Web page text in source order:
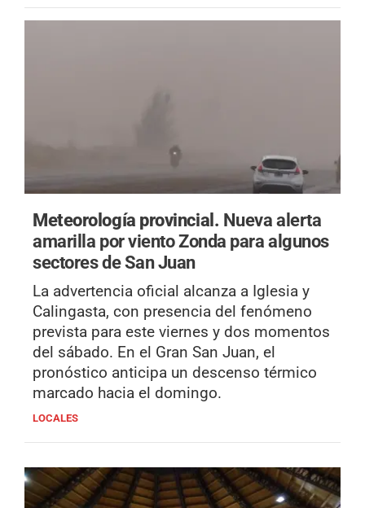
Meteorología provincial. Nueva alerta
amarilla por viento Zonda para algunos
sectores de San Juan
La advertencia oficial alcanza a Iglesia y
Calingasta, con presencia del fenómeno
prevista para este viernes y dos momentos
del sábado. En el Gran San Juan, el
pronóstico anticipa un descenso térmico
marcado hacia el domingo.
LOCALES